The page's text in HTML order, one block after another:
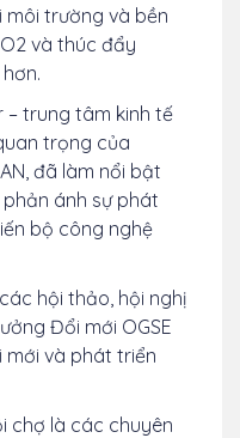
trường và bền
và thúc đẩy
– trung tâm kinh tế
trọng của
đã làm nổi bật
phản ánh sự phát
bộ công nghệ
hội thảo, hội nghị
Đổi mới OGSE
mới và phát triển
chợ là các chuyên